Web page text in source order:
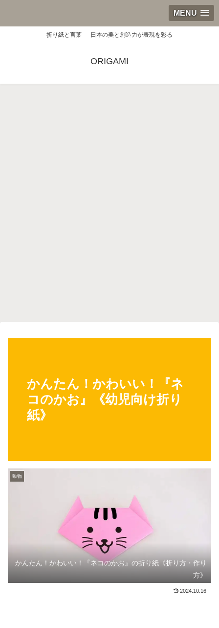
MENU
折り紙と言葉 — 日本の美と創造力が表現を彩る
ORIGAMI
かんたん！かわいい！『ネ
コのかお』《幼児向け折り
紙》
動物
かんたん！かわいい！『ネコのかお』の折り紙《折り方・作り
方》
2024.10.16